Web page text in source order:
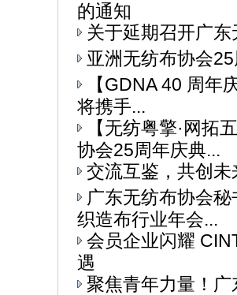
的通知
关于延期召开广
亚洲无纺布协会
【GDNA 40 周
将携手...
【无纺粤擎·网拓
协会25周年庆典...
交流互鉴，共创
广东无纺布协会
织造布行业年会...
会员企业闪耀
遇
聚焦青年力量！